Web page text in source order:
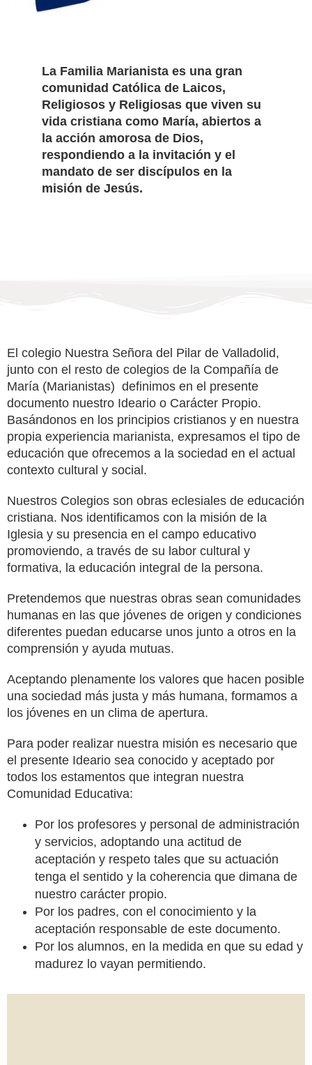
La Familia Marianista es una gran
comunidad Católica de Laicos,
Religiosos y Religiosas que viven su
vida cristiana como María, abiertos a
la acción amorosa de Dios,
respondiendo a la invitación y el
mandato de ser discípulos en la
misión de Jesús.
El colegio Nuestra Señora del Pilar de Valladolid,
junto con el resto de colegios de la Compañía de
María (Marianistas) definimos en el presente
documento nuestro Ideario o Carácter Propio.
Basándonos en los principios cristianos y en nuestra
propia experiencia marianista, expresamos el tipo de
educación que ofrecemos a la sociedad en el actual
contexto cultural y social.
Nuestros Colegios son obras eclesiales de educación
cristiana. Nos identificamos con la misión de la
Iglesia y su presencia en el campo educativo
promoviendo, a través de su labor cultural y
formativa, la educación integral de la persona.
Pretendemos que nuestras obras sean comunidades
humanas en las que jóvenes de origen y condiciones
diferentes puedan educarse unos junto a otros en la
comprensión y ayuda mutuas.
Aceptando plenamente los valores que hacen posible
una sociedad más justa y más humana, formamos a
los jóvenes en un clima de apertura.
Para poder realizar nuestra misión es necesario que
el presente Ideario sea conocido y aceptado por
todos los estamentos que integran nuestra
Comunidad Educativa:
Por los profesores y personal de administración
y servicios, adoptando una actitud de
aceptación y respeto tales que su actuación
tenga el sentido y la coherencia que dimana de
nuestro carácter propio.
Por los padres, con el conocimiento y la
aceptación responsable de este documento.
Por los alumnos, en la medida en que su edad y
madurez lo vayan permitiendo.